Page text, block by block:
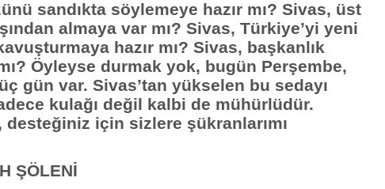
sandıkta söylemeye hazır mı? Sivas, üst
almaya var mı? Sivas, Türkiye’yi yeni
hazır mı? Sivas, başkanlık
Öyleyse durmak yok, bugün Perşembe,
gün var. Sivas’tan yükselen bu sedayı
kulağı değil kalbi de mühürlüdür.
için sizlere şükranlarımı
ŞÖLENİ